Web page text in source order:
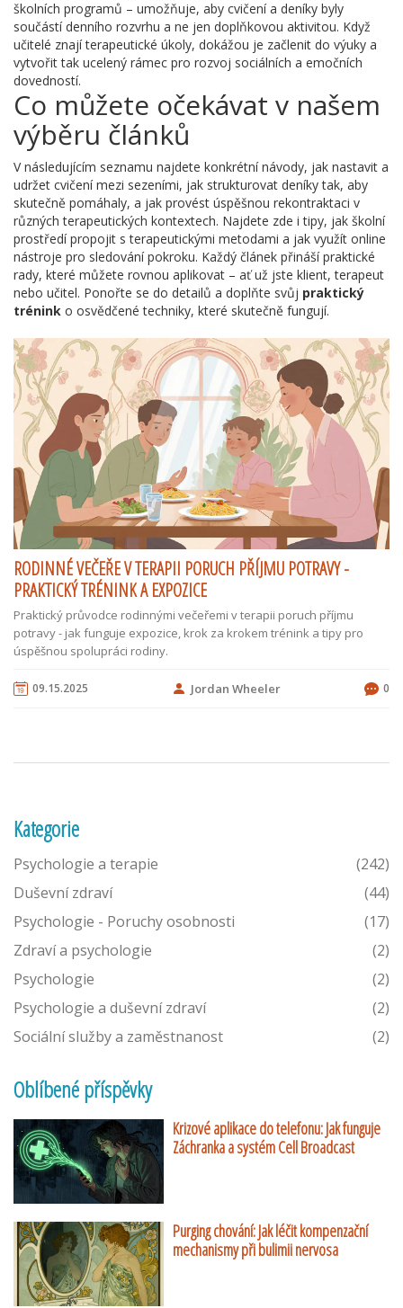
školních programů – umožňuje, aby cvičení a deníky byly
součástí denního rozvrhu a ne jen doplňkovou aktivitou. Když
učitelé znají terapeutické úkoly, dokážou je začlenit do výuky a
vytvořit tak ucelený rámec pro rozvoj sociálních a emočních
dovedností.
Co můžete očekávat v našem
výběru článků
V následujícím seznamu najdete konkrétní návody, jak nastavit a
udržet cvičení mezi sezeními, jak strukturovat deníky tak, aby
skutečně pomáhaly, a jak provést úspěšnou rekontraktaci v
různých terapeutických kontextech. Najdete zde i tipy, jak školní
prostředí propojit s terapeutickými metodami a jak využít online
nástroje pro sledování pokroku. Každý článek přináší praktické
rady, které můžete rovnou aplikovat – ať už jste klient, terapeut
nebo učitel. Ponořte se do detailů a doplňte svůj praktický
trénink o osvědčené techniky, které skutečně fungují.
RODINNÉ VEČEŘE V TERAPII PORUCH PŘÍJMU POTRAVY -
PRAKTICKÝ TRÉNINK A EXPOZICE
Praktický průvodce rodinnými večeřemi v terapii poruch příjmu
potravy - jak funguje expozice, krok za krokem trénink a tipy pro
úspěšnou spolupráci rodiny.
09.15.2025 Jordan Wheeler 0
Kategorie
Psychologie a terapie
(242)
Duševní zdraví
(44)
Psychologie - Poruchy osobnosti
(17)
Zdraví a psychologie
(2)
Psychologie
(2)
Psychologie a duševní zdraví
(2)
Sociální služby a zaměstnanost
(2)
Oblíbené příspěvky
Krizové aplikace do telefonu: Jak funguje
Záchranka a systém Cell Broadcast
Purging chování: Jak léčit kompenzační
mechanismy při bulimii nervosa